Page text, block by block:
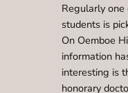
Regularly
students is
On Oemboe
information
interesting is
honorary